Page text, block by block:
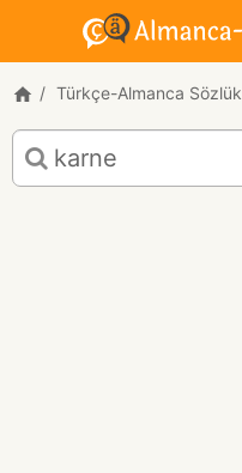
Türkçe-Almanca Sözlük
karne
için
Türkçe-